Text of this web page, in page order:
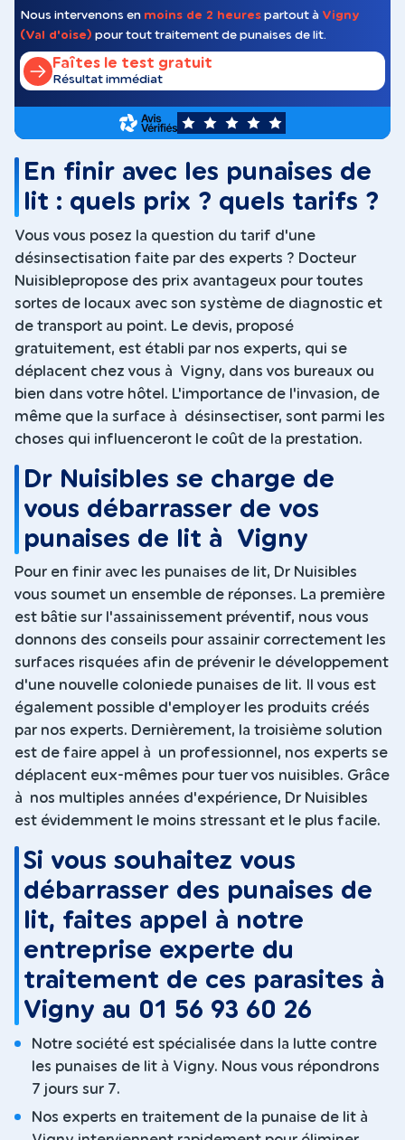
Nous intervenons en moins de 2 heures partout à Vigny
(Val d'oise) pour tout traitement de punaises de lit.
Faîtes le test gratuit
Résultat immédiat
5
En finir avec les punaises de
lit : quels prix ? quels tarifs ?
Vous vous posez la question du tarif d'une
désinsectisation faite par des experts ? Docteur
Nuisiblepropose des prix avantageux pour toutes
sortes de locaux avec son système de diagnostic et
de transport au point. Le devis, proposé
gratuitement, est établi par nos experts, qui se
déplacent chez vous à Vigny, dans vos bureaux ou
bien dans votre hôtel. L'importance de l'invasion, de
même que la surface à désinsectiser, sont parmi les
choses qui influenceront le coût de la prestation.
Dr Nuisibles se charge de
vous débarrasser de vos
punaises de lit à Vigny
Pour en finir avec les punaises de lit, Dr Nuisibles
vous soumet un ensemble de réponses. La première
est bâtie sur l'assainissement préventif, nous vous
donnons des conseils pour assainir correctement les
surfaces risquées afin de prévenir le développement
d'une nouvelle coloniede punaises de lit. Il vous est
également possible d'employer les produits créés
par nos experts. Dernièrement, la troisième solution
est de faire appel à un professionnel, nos experts se
déplacent eux-mêmes pour tuer vos nuisibles. Grâce
à nos multiples années d'expérience, Dr Nuisibles
est évidemment le moins stressant et le plus facile.
Si vous souhaitez vous
débarrasser des punaises de
lit, faites appel à notre
entreprise experte du
traitement de ces parasites à
Vigny au 01 56 93 60 26
Notre société est spécialisée dans la lutte contre
les punaises de lit à Vigny. Nous vous répondrons
7 jours sur 7.
Nos experts en traitement de la punaise de lit à